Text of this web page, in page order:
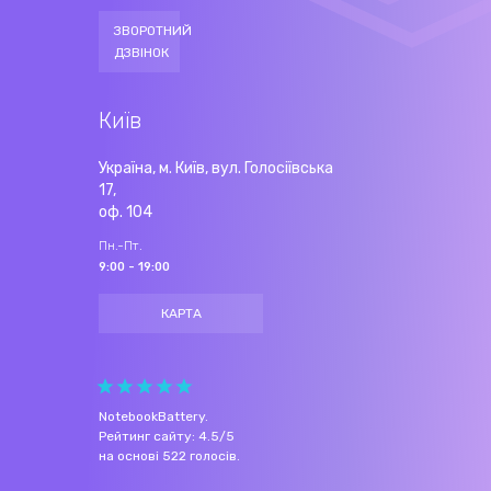
ЗВОРОТНИЙ
ДЗВІНОК
Київ
Україна, м. Київ, вул. Голосіївська
17,
оф. 104
Пн.-Пт.
9:00 - 19:00
КАРТА
NotebookBattery.
Рейтинг сайту: 4.5/5
на основі 522 голосів.